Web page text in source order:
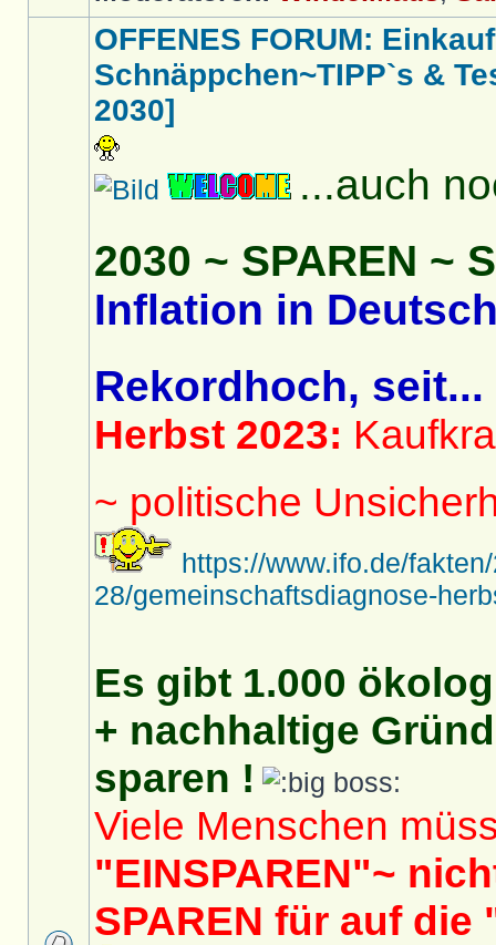
OFFENES FORUM:
Schnäppchen~TIPP`s &
2030]
...auch
2030 ~ SPAREN ~
Inflation in
Rekordhoch, seit...
Herbst 2023:
~ politische
https://www.ifo.de/
28/gemeinschaftsdiagnose-
Es gibt 1.000
+ nachhaltige
sparen !
Viele Menschen
"EINSPAREN"~
SPAREN für auf